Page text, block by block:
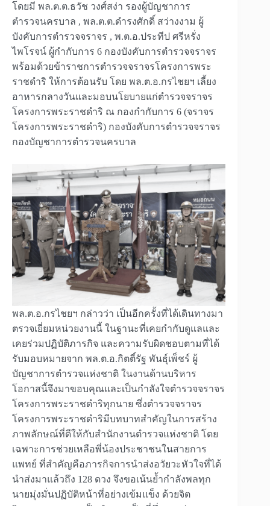
โดยมี พล.ต.ต.ธวัช วงศ์สง่า รองผู้บัญชาการ
ตำรวจนครบาล , พล.ต.ต.ดำรงศักดิ์ สว่างงาม ผู้
บังคับการตำรวจจราจร , พ.ต.อ.ประทีป ศรีหรั่ง
ไพโรจน์ ผู้กำกับการ 6 กองบังคับการตำรวจจราจร
พร้อมด้วยข้าราชการตำรวจจราจรโครงการพระ
ราชดำริ ให้การต้อนรับ โดย พล.ต.อ.กรไชยฯ เลี้ยง
อาหารกลางวันและมอบนโยบายแก่ตำรวจจราจร
โครงการพระราชดำริ ณ กองกำกับการ 6 (จราจร
โครงการพระราชดำริ) กองบังคับการตำรวจจราจร
กองบัญชาการตำรวจนครบาล
พล.ต.อ.กรไชยฯ กล่าวว่า เป็นอีกครั้งที่ได้เดินทางมา
ตรวจเยี่ยมหน่วยงานนี้ ในฐานะที่เคยกำกับดูแลและ
เคยร่วมปฏิบัติภารกิจ และความรับผิดชอบตามที่ได้
รับมอบหมายจาก พล.ต.อ.กิตติ์รัฐ พันธุ์เพ็ชร์ ผู้
บัญชาการตำรวจแห่งชาติ ในงานด้านบริหาร
โอกาสนี้จึงมาขอบคุณและเป็นกำลังใจตำรวจจราจร
โครงการพระราชดำริทุกนาย ซึ่งตำรวจจราจร
โครงการพระราชดำริมีบทบาทสำคัญในการสร้าง
ภาพลักษณ์ที่ดีให้กับสำนักงานตำรวจแห่งชาติ โดย
เฉพาะการช่วยเหลือพี่น้องประชาชนในสายการ
แพทย์ ที่สำคัญคือภารกิจการนำส่งอวัยวะหัวใจที่ได้
นำส่งมาแล้วถึง 128 ดวง จึงขอเน้นย้ำกำลังพลทุก
นายมุ่งมั่นปฏิบัติหน้าที่อย่างเข้มแข็ง ด้วยจิต